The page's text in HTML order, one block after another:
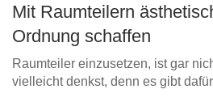
Mit Raumteilern
Ordnung schaffen
Raumteiler einzusetzen, ist gar
vielleicht denkst, denn es gibt
Schiebetüren
Sideboards